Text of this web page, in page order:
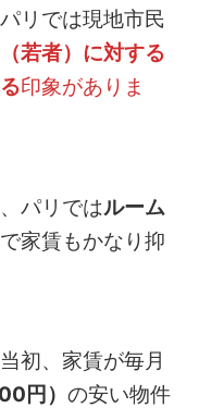
リでは現地市民
若者）に対する
印象がありま
パリではルーム
家賃もかなり抑
初、家賃が毎月
円） の安い物件